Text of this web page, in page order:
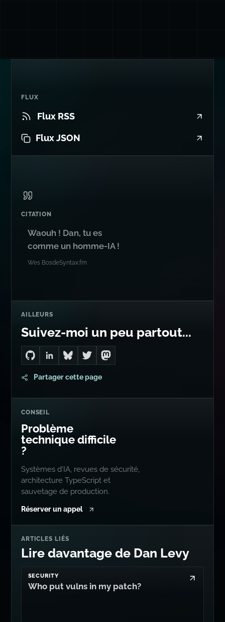
FLUX
Flux RSS
Flux JSON
CITATION
Waouh ! Dan, tu es
comme un homme-IA !
Wes BosdeSyntax.fm
AILLEURS
Suivez-moi un peu partout...
Go to Dan's GitHub
Connect with me on LinkedIn
Follow me on Bluesky
Follow me on Twitter
Follow me on Mastodon
Partager cette page
CONSEIL
Problème
technique difficile
?
Systèmes d'IA, revues de sécurité,
architecture TypeScript et
sauvetage de production.
Réserver un appel
ARTICLES LIÉS
Lire davantage de Dan Levy
SECURITY
Who put vulns in my patch?